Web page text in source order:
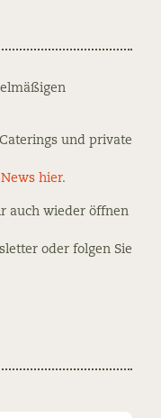
und private
News hier.
auch wieder öffnen
oder folgen Sie